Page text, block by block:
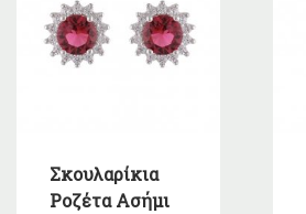
Σκουλαρίκια
Ροζέτα Ασήμι